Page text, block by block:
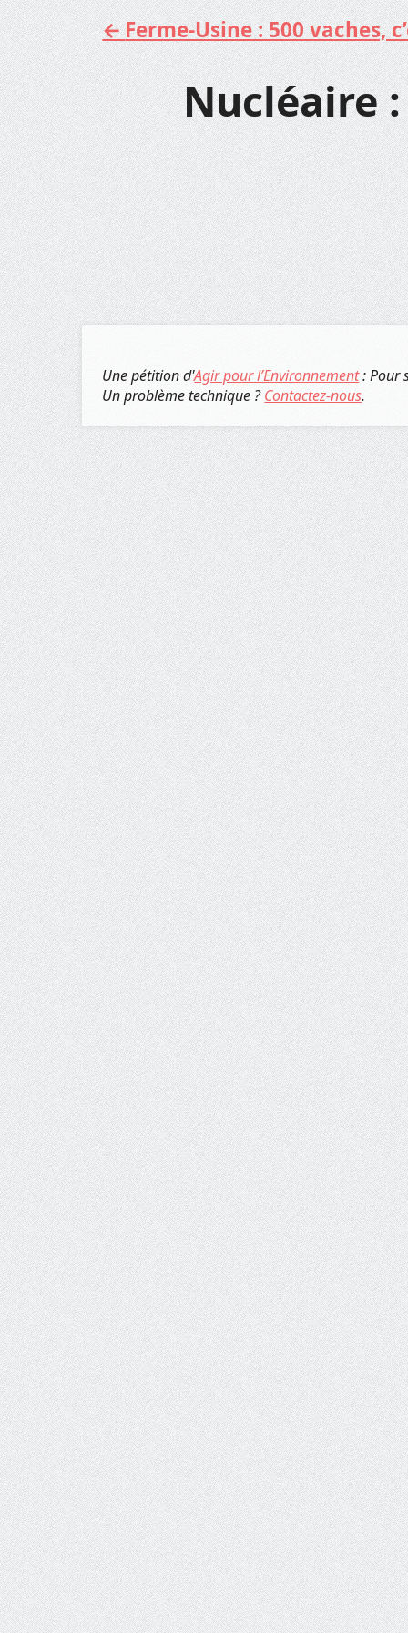
Aller
au
contenu
Ferme-Usine : 500 vaches,
Nucléaire
Une pétition d'Agir pour l’Environnement: Pour
Un problème technique ?Contactez-nous.